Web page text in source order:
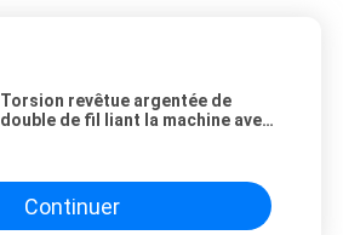
Torsion revêtue argentée de
double de fil liant la machine avec
Continuer